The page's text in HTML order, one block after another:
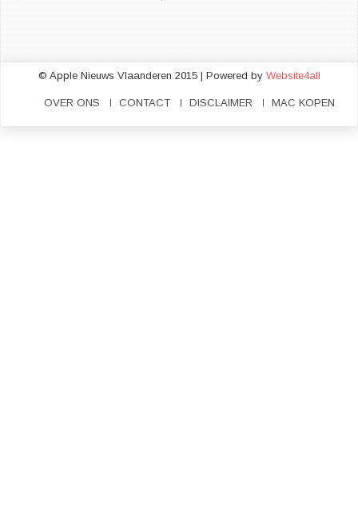
© Apple Nieuws Vlaanderen 2015 | Powered by Website4all
OVER ONS CONTACT DISCLAIMER MAC KOPEN